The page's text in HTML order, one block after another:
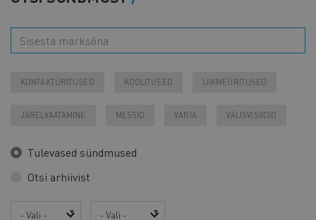
KONTAKTÜRITUSED KOOLITUSED LIIKMEÜRITUSED
JÄRELVAATAMINE MESSID VARIA VÄLISVISIIDID
Tulevased sündmused
Otsi arhiivist
Aasta Kuu